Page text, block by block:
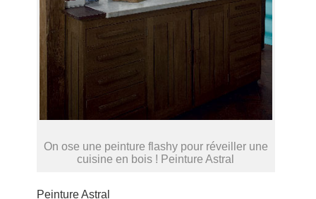
On ose une peinture flashy pour réveiller une
cuisine en bois ! Peinture Astral
Peinture Astral